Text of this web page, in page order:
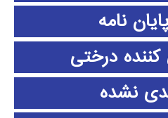
نامه
درختی
نشده